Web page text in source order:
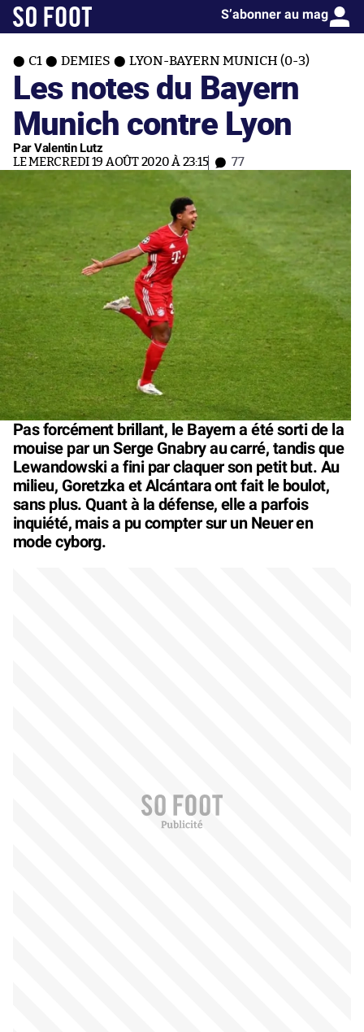
S’abonner au mag
C1 DEMIES LYON-BAYERN MUNICH (0-3)
Les notes du Bayern
Munich contre Lyon
Par Valentin Lutz
LE MERCREDI 19 AOÛT 2020 À 23:15 77
Pas forcément brillant, le Bayern a été sorti de la
mouise par un Serge Gnabry au carré, tandis que
Lewandowski a fini par claquer son petit but. Au
milieu, Goretzka et Alcántara ont fait le boulot,
sans plus. Quant à la défense, elle a parfois
inquiété, mais a pu compter sur un Neuer en
mode cyborg.